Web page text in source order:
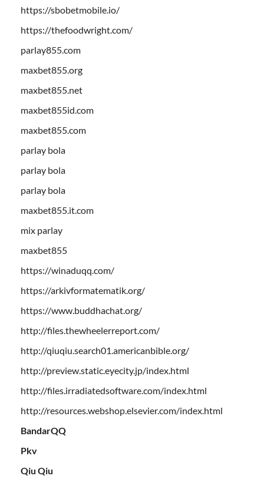
https://sbobetmobile.io/
https://thefoodwright.com/
parlay855.com
maxbet855.org
maxbet855.net
maxbet855id.com
maxbet855.com
parlay bola
parlay bola
parlay bola
maxbet855.it.com
mix parlay
maxbet855
https://winaduqq.com/
https://arkivformatematik.org/
https://www.buddhachat.org/
http://files.thewheelerreport.com/
http://qiuqiu.search01.americanbible.org/
http://preview.static.eyecity.jp/index.html
http://files.irradiatedsoftware.com/index.html
http://resources.webshop.elsevier.com/index.html
BandarQQ
Pkv
Qiu Qiu